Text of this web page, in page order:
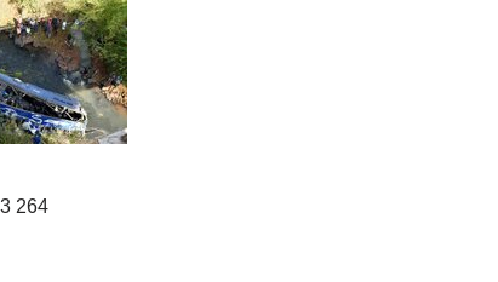
264 33